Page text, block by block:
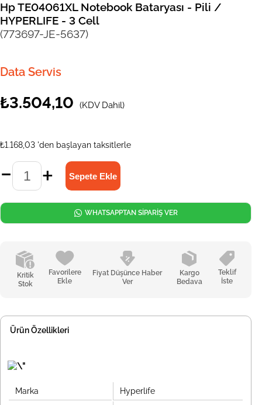
Hp TE04061XL Notebook Bataryası - Pili /
HYPERLIFE - 3 Cell
(773697-JE-5637)
Data Servis
₺3.504,10 (KDV Dahil)
₺1.168,03 'den başlayan taksitlerle
Kritik
Stok
Favorilere
Ekle
Fiyat Düşünce Haber
Ver
Kargo
Bedava
Teklif
İste
WHATSAPPTAN SİPARİŞ VER
Ürün Özellikleri
Marka Hyperlife